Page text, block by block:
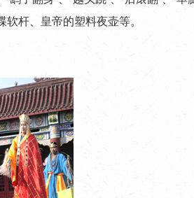
杆、皇帝的塑料夜壶等。